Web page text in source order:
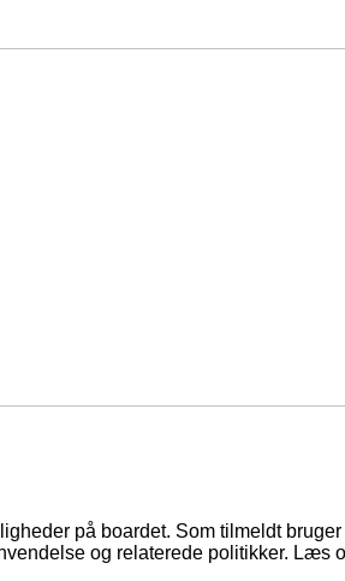
på boardet. Som tilmeldt
og relaterede politikker. Læs